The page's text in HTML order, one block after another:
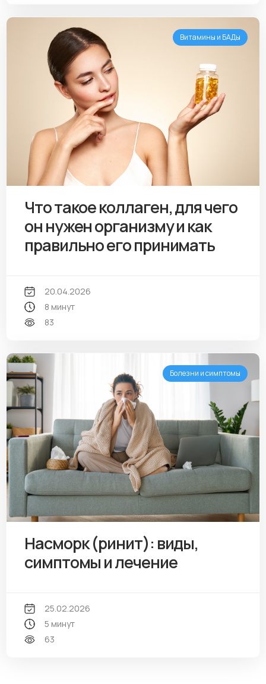
Витамины и БАДы
Что такое коллаген, для чего
он нужен организму и как
правильно его принимать
20.04.2026
8 минут
83
Болезни и симптомы
Насморк (ринит): виды,
симптомы и лечение
25.02.2026
5 минут
63